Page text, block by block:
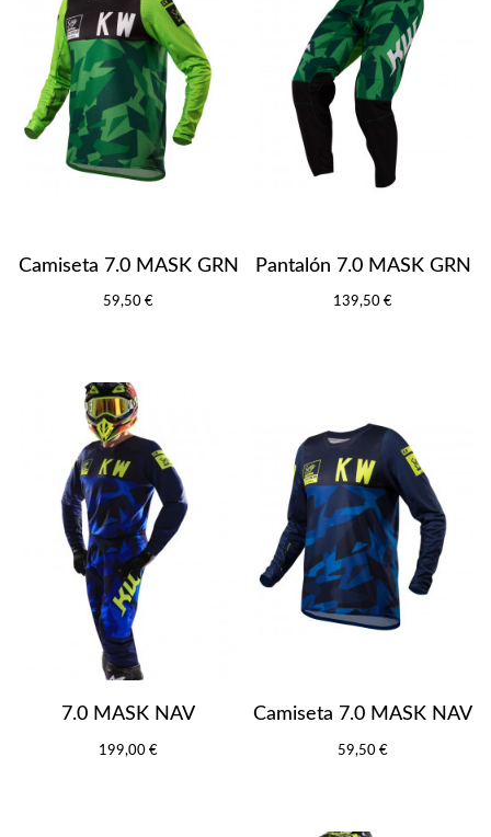
Camiseta 7.0 MASK GRN
59,50 €
Pantalón 7.0 MASK GRN
139,50 €
7.0 MASK NAV
199,00 €
Camiseta 7.0 MASK NAV
59,50 €